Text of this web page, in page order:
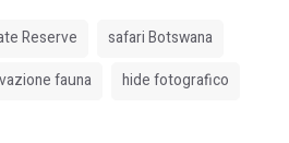
Reserve
safari Botswana
fauna
hide fotografico